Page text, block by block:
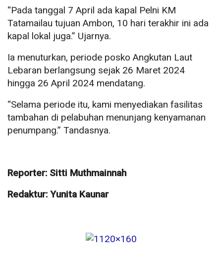
“Pada tanggal 7 April ada kapal Pelni KM
Tatamailau tujuan Ambon, 10 hari terakhir ini ada
kapal lokal juga.” Ujarnya.
Ia menuturkan, periode posko Angkutan Laut
Lebaran berlangsung sejak 26 Maret 2024
hingga 26 April 2024 mendatang.
“Selama periode itu, kami menyediakan fasilitas
tambahan di pelabuhan menunjang kenyamanan
penumpang.” Tandasnya.
Reporter: Sitti Muthmainnah
Redaktur: Yunita Kaunar